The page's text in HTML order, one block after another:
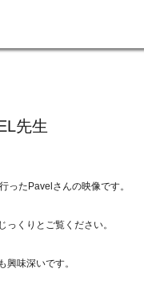
先生
ったPavelさんの映像です。
くりとご覧ください。
興味深いです。